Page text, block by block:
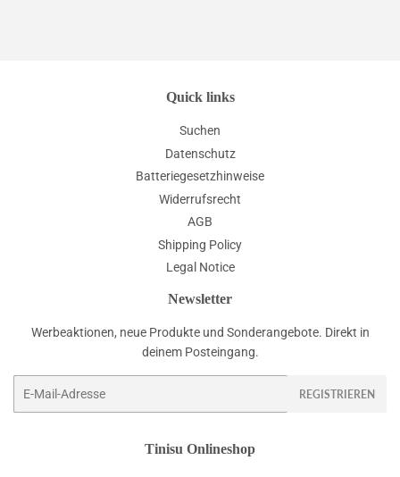
Quick links
Suchen
Datenschutz
Batteriegesetzhinweise
Widerrufsrecht
AGB
Shipping Policy
Legal Notice
Newsletter
Werbeaktionen, neue Produkte und Sonderangebote. Direkt in
deinem Posteingang.
REGISTRIEREN
Tinisu Onlineshop